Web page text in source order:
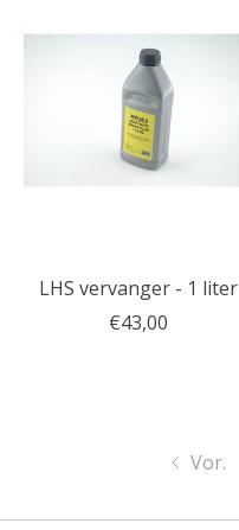
LHS vervanger - 1 liter
€43,00
Vor.